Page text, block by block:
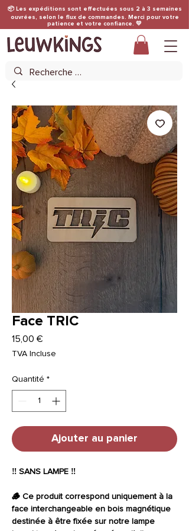
📦 Les expéditions sont effectuées sous 2 à 3 semaines
ouvrées, selon le flux de commandes. Merci pour votre
patience et votre confiance. 💛
Face TRIC
15,00 €
TVA Incluse
Quantité *
Ajouter au panier
‼️ SANS LAMPE ‼️
🪵 Ce produit correspond uniquement à la
face interchangeable en bois magnétique
destinée à être fixée sur notre lampe